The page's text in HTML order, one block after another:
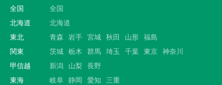
全国
全国
北海道
北海道
東北
青森 岩手 宮城 秋田 山形 福島
関東
茨城 栃木 群馬 埼玉 千葉 東京 神奈川
甲信越
新潟 山梨
長野
東海
岐阜 静岡 愛知
三重